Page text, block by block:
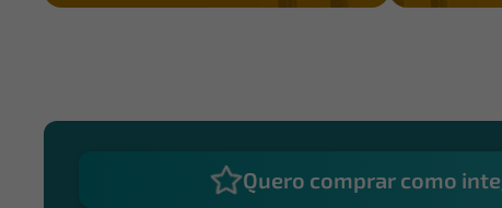
Quero comprar como